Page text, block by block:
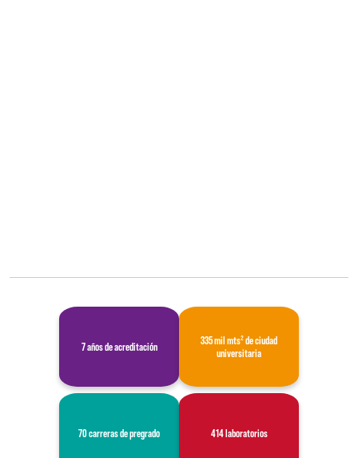
7 años de acreditación
335 mil mts² de ciudad
universitaria
70 carreras de pregrado 414 laboratorios